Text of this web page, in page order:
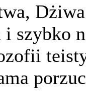
szybko